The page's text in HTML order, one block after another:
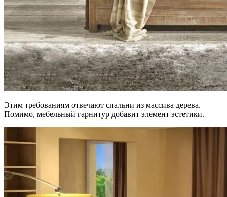
Этим требованиям отвечают спальни из массива дерева.
Помимо, мебельный гарнитур добавит элемент эстетики.